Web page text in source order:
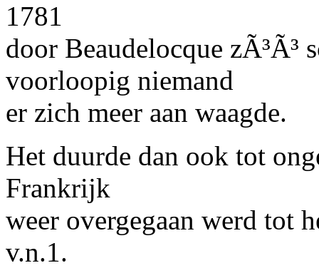
1781
door Beaudelocque zÃ³Ã³
voorloopig niemand
er zich meer aan waagde.
Het duurde dan ook tot
Frankrijk
weer overgegaan werd tot
v.n.1.